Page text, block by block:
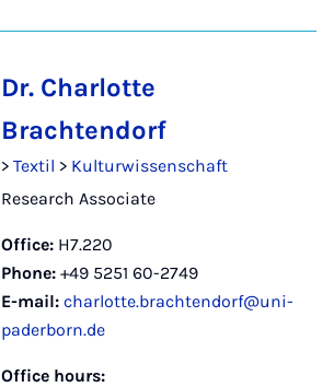
Dr. Charlotte
Brachtendorf
> Textil > Kulturwissenschaft
Research Associate
Office: H7.220
Phone: +49 5251 60-2749
E-mail: charlotte.brachtendorf@uni-
paderborn.de
Office hours: